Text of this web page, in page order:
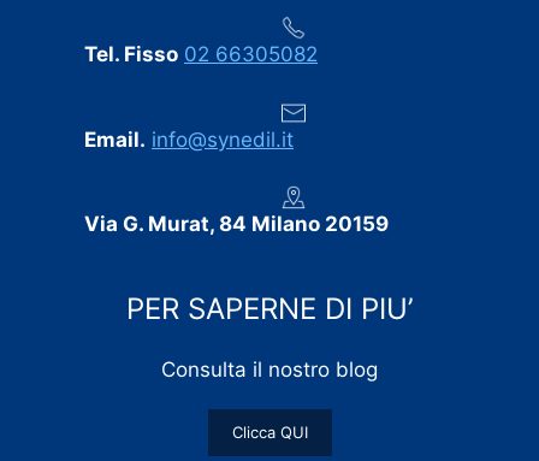
Tel. Fisso 02 66305082
Email. info@synedil.it
Via G. Murat, 84 Milano 20159
PER SAPERNE DI PIU’
Consulta il nostro blog
Clicca QUI